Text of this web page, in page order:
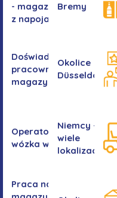
- magazyn
z napojami
Bremy
Doświadczony
pracownik/pracownica
magazynu
Okolice
Düsseldorf
Operator/operatorka
wózka widłowego
Niemcy -
wiele
lokalizacji
Praca na